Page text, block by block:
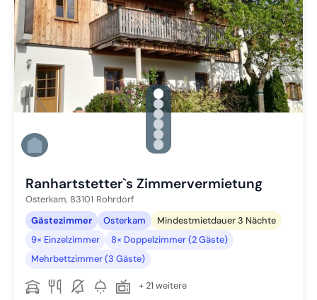
gallery.slide_selector
Zu Slide 1 wechseln
Zu Slide 2 wechseln
Zu Slide 3 wechseln
Zu Slide 4 wechseln
Zu Slide 5 wechseln
Zu Slide 6 wechseln
Ranhartstetter`s Zimmervermietung
Osterkam, 83101 Rohrdorf
Gästezimmer
Osterkam
Mindestmietdauer 3 Nächte
9× Einzelzimmer
8× Doppelzimmer (2 Gäste)
Mehrbettzimmer (3 Gäste)
+ 21 weitere